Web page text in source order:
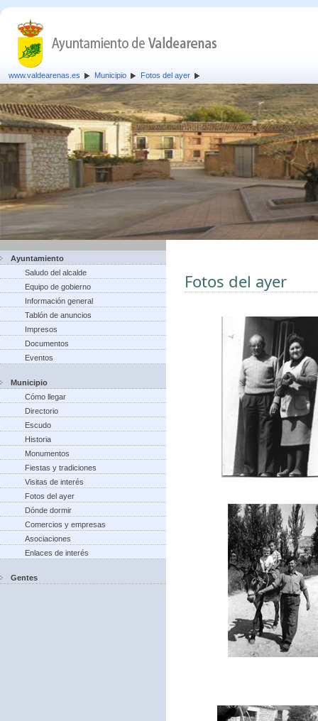
www.valdearenas.es Municipio Fotos del ayer
Ayuntamiento
Saludo del alcalde
Equipo de gobierno
Información general
Tablón de anuncios
Impresos
Documentos
Eventos
Municipio
Cómo llegar
Directorio
Escudo
Historia
Monumentos
Fiestas y tradiciones
Visitas de interés
Fotos del ayer
Dónde dormir
Comercios y empresas
Asociaciones
Enlaces de interés
Gentes
Fotos del ayer